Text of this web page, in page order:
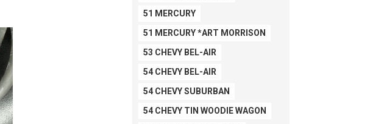
51 MERCURY
51 MERCURY *ART MORRISON
53 CHEVY BEL-AIR
54 CHEVY BEL-AIR
54 CHEVY SUBURBAN
54 CHEVY TIN WOODIE WAGON